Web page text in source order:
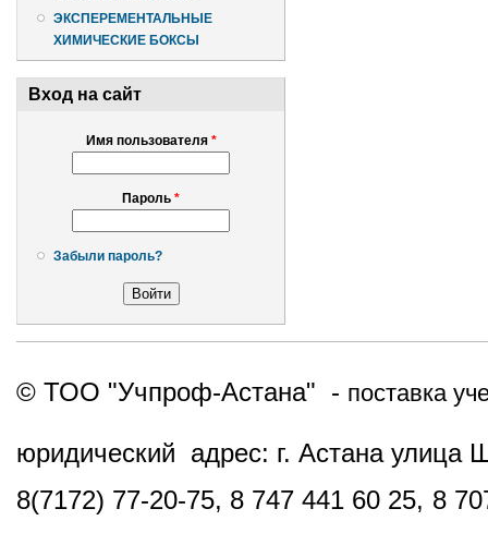
ЭКСПЕРЕМЕНТАЛЬНЫЕ
ХИМИЧЕСКИЕ БОКСЫ
Вход на сайт
Имя пользователя *
Пароль *
Забыли пароль?
© ТОО "Учпроф-Астана" - поставка
юридический адрес: г. Астана
8(7172) 77-20-75, 8 747 441 60 25, 8